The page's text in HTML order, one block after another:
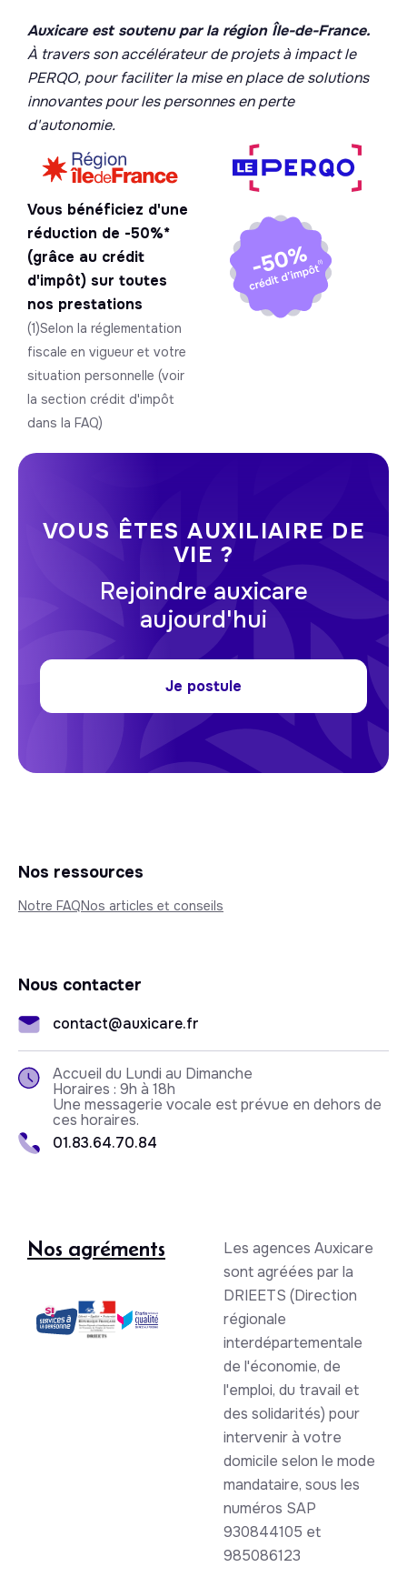
Auxicare est soutenu par la région Île-de-France.
À travers son accélérateur de projets à impact le
PERQO, pour faciliter la mise en place de solutions
innovantes pour les personnes en perte
d'autonomie.
Vous bénéficiez d'une
réduction de -50%*
(grâce au crédit
d'impôt) sur toutes
nos prestations
(1)Selon la réglementation
fiscale en vigueur et votre
situation personnelle (voir
la section crédit d'impôt
dans la FAQ)
VOUS ÊTES AUXILIAIRE DE
VIE ?
Rejoindre auxicare
aujourd'hui
Je postule
Nos ressources
Notre FAQNos articles et conseils
Nous contacter
contact@auxicare.fr
Accueil du Lundi au Dimanche
Horaires : 9h à 18h
Une messagerie vocale est prévue en dehors de
ces horaires.
01.83.64.70.84
Nos agréments
Les agences Auxicare
sont agréées par la
DRIEETS (Direction
régionale
interdépartementale
de l'économie, de
l'emploi, du travail et
des solidarités) pour
intervenir à votre
domicile selon le mode
mandataire, sous les
numéros SAP
930844105 et
985086123